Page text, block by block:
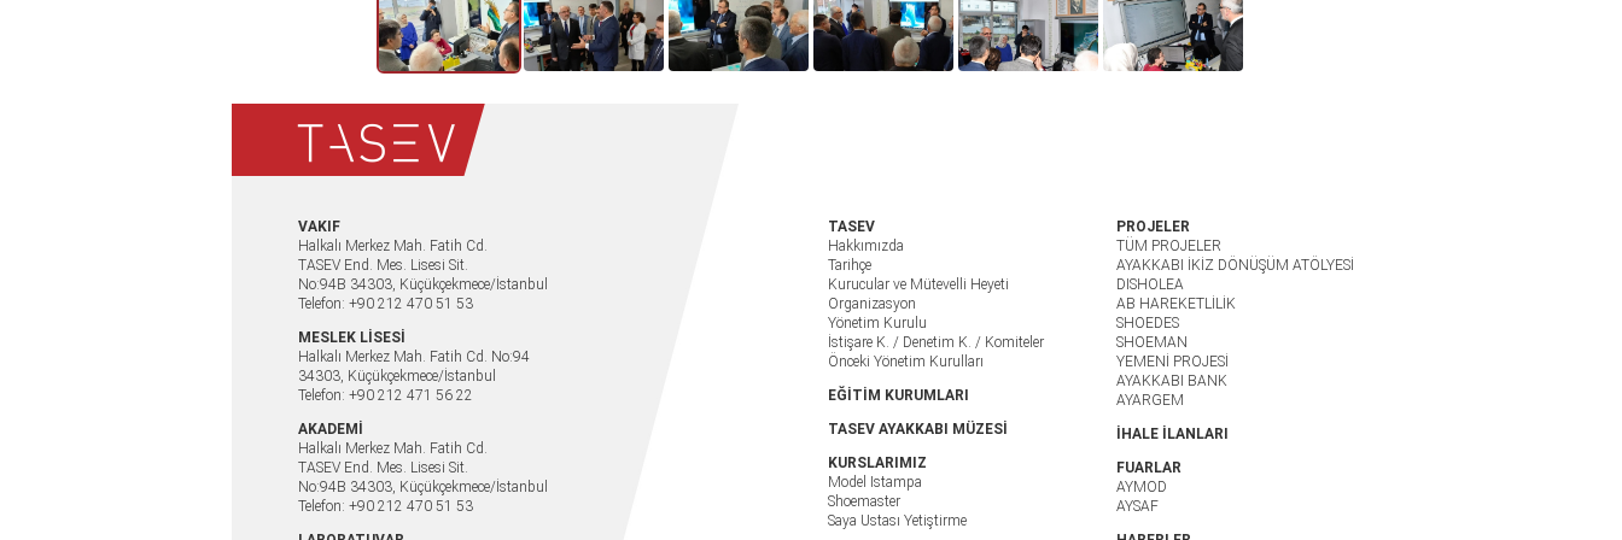
VAKIF
Halkalı Merkez Mah. Fatih Cd.
TASEV End. Mes. Lisesi Sit.
No:94B 34303, Küçükçekmece/İstanbul
Telefon: +90 212 470 51 53
MESLEK LİSESİ
Halkalı Merkez Mah. Fatih Cd. No:94
34303, Küçükçekmece/İstanbul
Telefon: +90 212 471 56 22
AKADEMİ
Halkalı Merkez Mah. Fatih Cd.
TASEV End. Mes. Lisesi Sit.
No:94B 34303, Küçükçekmece/İstanbul
Telefon: +90 212 470 51 53
TASEV
Hakkımızda
Tarihçe
Kurucular ve Mütevelli Heyeti
Organizasyon
Yönetim Kurulu
İstişare K. / Denetim K. / Komiteler
Önceki Yönetim Kurulları
EĞİTİM KURUMLARI
TASEV AYAKKABI MÜZESİ
KURSLARIMIZ
Model Istampa
Shoemaster
Saya Ustası Yetiştirme
PROJELER
TÜM PROJELER
AYAKKABI İKİZ DÖNÜŞÜM ATÖLYESİ
DISHOLEA
AB HAREKETLİLİK
SHOEDES
SHOEMAN
YEMENİ PROJESİ
AYAKKABI BANK
AYARGEM
İHALE İLANLARI
FUARLAR
AYMOD
AYSAF